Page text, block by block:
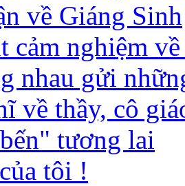
về Giáng Sinh
cảm nghiệm
nhau gửi
về thầy, cô
tương lai
tôi !